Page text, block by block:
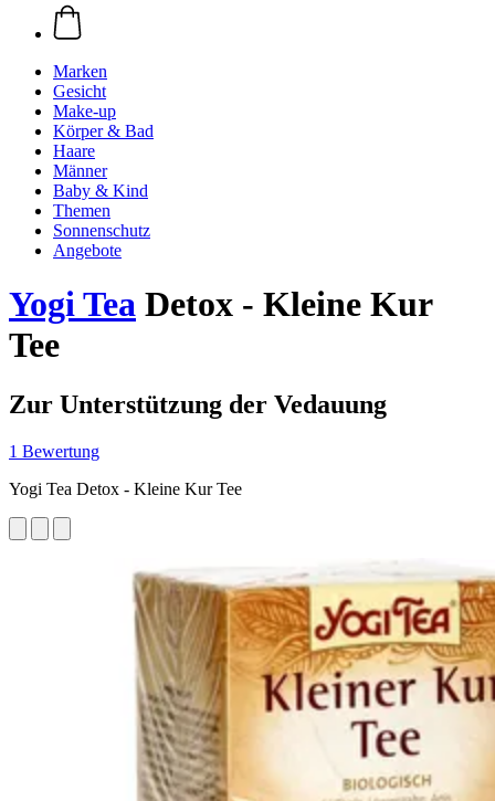
Marken
Gesicht
Make-up
Körper & Bad
Haare
Männer
Baby & Kind
Themen
Sonnenschutz
Angebote
Yogi Tea Detox - Kleine Kur
Tee
Zur Unterstützung der Vedauung
1 Bewertung
Yogi Tea Detox - Kleine Kur Tee